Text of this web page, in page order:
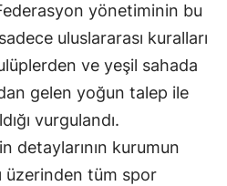
Gaziantep
Giresun
Gümüşhane
Hakkari
yönetiminin bu
uluslararası kuralları
ve yeşil sahada
gelen yoğun talep ile
vurgulandı.
detaylarının kurumun
üzerinden tüm spor